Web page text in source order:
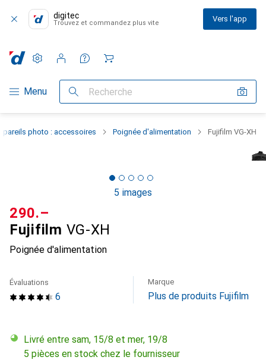
digitec
Trouvez et commandez plus vite Vers l'app
Navigation par catégorie
Menu Recherche
Paramètres
Compte client
Listes de comparaison
Listes d'envies
Panier
photo : accessoires Poignée d'alimentation Fujifilm VG-XH
5 images
Fujifilm VG-XH
Poignée d'alimentation
CHF
290.–
6
Évaluations Marque
Plus de produits Fujifilm
Livré entre sam, 15/8 et mer, 19/8
5 pièces en stock chez le fournisseur